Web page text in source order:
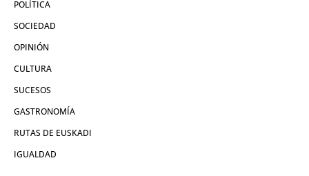
POLÍTICA
SOCIEDAD
OPINIÓN
CULTURA
SUCESOS
GASTRONOMÍA
RUTAS DE EUSKADI
IGUALDAD